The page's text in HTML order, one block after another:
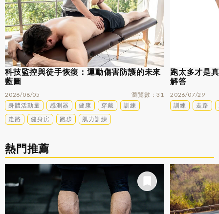
科技監控與徒手恢復：運動傷害防護的未來
藍圖
2026/08/05 瀏覽數
31
身體活動量
感測器 健康 穿戴
訓練
走路
健身房 跑步 肌力訓練
跑太多才是
解答
2026/07/29
訓練
走路
熱門推薦